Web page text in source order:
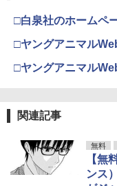
□白泉社のホームペ
□ヤングアニマル
□ヤングアニマル
関連記事
無料
【無
ンス